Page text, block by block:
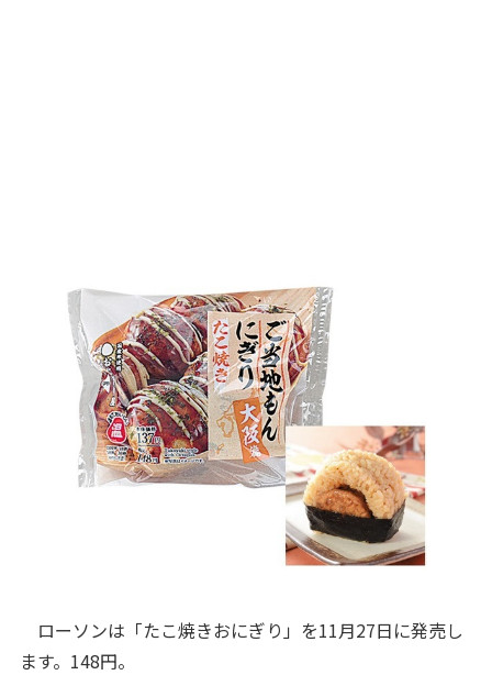
ローソンは「たこ焼きおにぎり」を11月27日に発売し
ます。148円。